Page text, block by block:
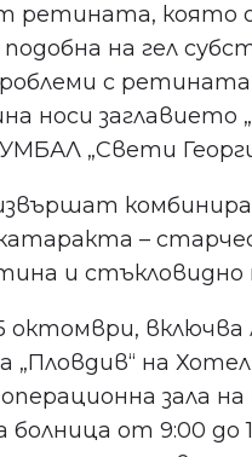
ретината, която
на гел
с
носи заглавието
„Свети
–
и стъкловидно
включва
„Пловдив“ на
зала
от 9:00 до